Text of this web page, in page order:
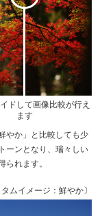
ドして画像比較が行え
ます
やか」と比較しても少
ーンとなり、瑞々しい
られます。
タムイメージ：鮮やか〕